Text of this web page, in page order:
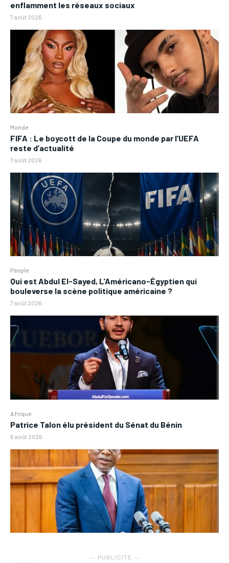
enflamment les réseaux sociaux
7 août 2026
Monde
FIFA : Le boycott de la Coupe du monde par l’UEFA
reste d’actualité
7 août 2026
People
Qui est Abdul El-Sayed, L’Américano-Égyptien qui
bouleverse la scène politique américaine ?
7 août 2026
Afrique
Patrice Talon élu président du Sénat du Bénin
6 août 2026
― PUBLICITE ―